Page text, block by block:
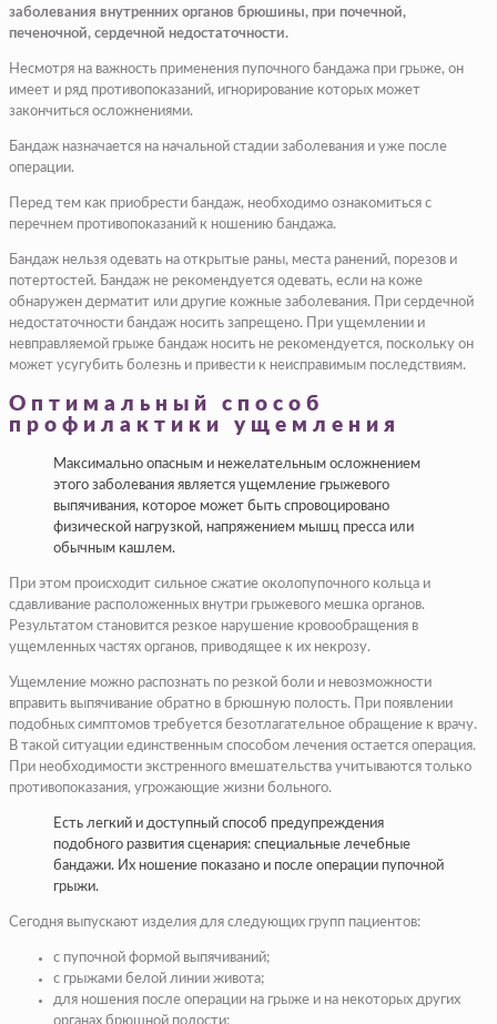
заболевания внутренних органов брюшины, при почечной,
печеночной, сердечной недостаточности.
Несмотря на важность применения пупочного бандажа при грыже, он
имеет и ряд противопоказаний, игнорирование которых может
закончиться осложнениями.
Бандаж назначается на начальной стадии заболевания и уже после
операции.
Перед тем как приобрести бандаж, необходимо ознакомиться с
перечнем противопоказаний к ношению бандажа.
Бандаж нельзя одевать на открытые раны, места ранений, порезов и
потертостей. Бандаж не рекомендуется одевать, если на коже
обнаружен дерматит или другие кожные заболевания. При сердечной
недостаточности бандаж носить запрещено. При ущемлении и
невправляемой грыже бандаж носить не рекомендуется, поскольку он
может усугубить болезнь и привести к неисправимым последствиям.
Оптимальный способ
профилактики ущемления
Максимально опасным и нежелательным осложнением
этого заболевания является ущемление грыжевого
выпячивания, которое может быть спровоцировано
физической нагрузкой, напряжением мышц пресса или
обычным кашлем.
При этом происходит сильное сжатие околопупочного кольца и
сдавливание расположенных внутри грыжевого мешка органов.
Результатом становится резкое нарушение кровообращения в
ущемленных частях органов, приводящее к их некрозу.
Ущемление можно распознать по резкой боли и невозможности
вправить выпячивание обратно в брюшную полость. При появлении
подобных симптомов требуется безотлагательное обращение к врачу.
В такой ситуации единственным способом лечения остается операция.
При необходимости экстренного вмешательства учитываются только
противопоказания, угрожающие жизни больного.
Есть легкий и доступный способ предупреждения
подобного развития сценария: специальные лечебные
бандажи. Их ношение показано и после операции пупочной
грыжи.
Сегодня выпускают изделия для следующих групп пациентов:
с пупочной формой выпячиваний;
с грыжами белой линии живота;
для ношения после операции на грыже и на некоторых других
органах брюшной полости;